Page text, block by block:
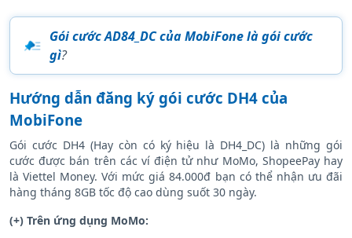
Gói cước AD84_DC của MobiFone là gói cước
gì?
Hướng dẫn đăng ký gói cước DH4 của
MobiFone
Gói cước DH4 (Hay còn có ký hiệu là DH4_DC) là những gói
cước được bán trên các ví điện tử như MoMo, ShopeePay hay
là Viettel Money. Với mức giá 84.000đ bạn có thể nhận ưu đãi
hàng tháng 8GB tốc độ cao dùng suốt 30 ngày.
(+) Trên ứng dụng MoMo: